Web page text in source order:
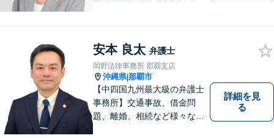
働問題については、雇用主の
方からのご相談のみとさせて
いただいております。
安本 良太 弁護士
岡野法律事務所 那覇支店
沖縄県|那覇市
【中四国九州最大級の弁護士
事務所】交通事故、借金問
題、離婚、相続など様々な問
詳細を見
る